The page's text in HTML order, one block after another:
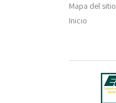
Mapa del sitio
Inicio